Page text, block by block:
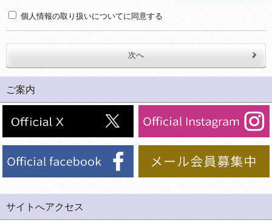
・お問合せへの対応のため
(2)法令等により開示を求められた場合。
(5)業務を円滑に進めるために、外部業者に個人データの一部又は全部の処理を委託する場合（ただし、委託する場合は委託した個人データの安全管理が図られるように、委託先に対する必要かつ適切な監督を行ないます）。
当社への個人情報の提供はお客様の任意ですが、必要な個人情報をご提供いただけない場合、当社のサービス等が利用できない場合がありますのでご了承下さい。
５．ご本人が容易に知覚できない方法による個人情報の取得
個人情報の取り扱いについてに同意する
ご案内
サイトへアクセス